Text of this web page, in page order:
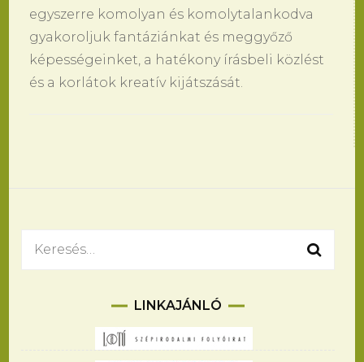
egyszerre komolyan és komolytalankodva
gyakoroljuk fantáziánkat és meggyőző
képességeinket, a hatékony írásbeli közlést
és a korlátok kreatív kijátszását.
Keresés:
LINKAJÁNLÓ